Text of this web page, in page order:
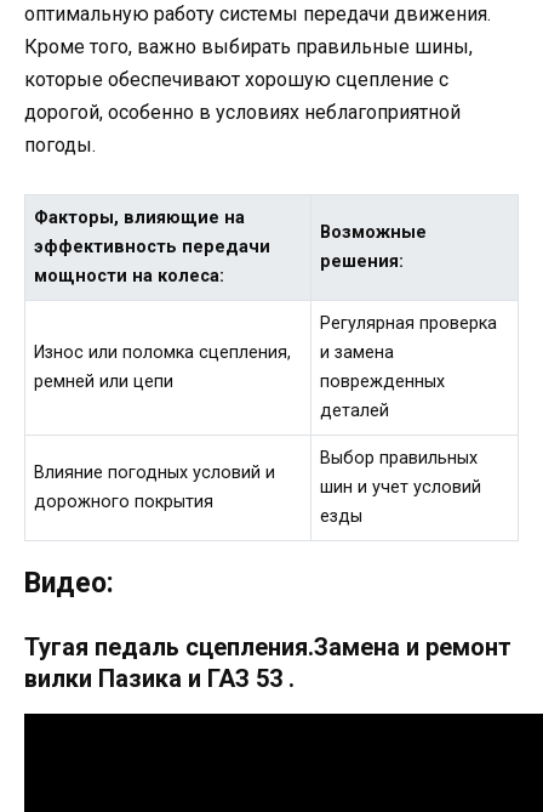
оптимальную работу системы передачи движения.
Кроме того, важно выбирать правильные шины,
которые обеспечивают хорошую сцепление с
дорогой, особенно в условиях неблагоприятной
погоды.
Факторы, влияющие на
эффективность передачи
мощности на колеса:
Возможные
решения:
Износ или поломка сцепления,
ремней или цепи
Регулярная проверка
и замена
поврежденных
деталей
Влияние погодных условий и
дорожного покрытия
Выбор правильных
шин и учет условий
езды
Видео:
Тугая педаль сцепления.Замена и ремонт
вилки Пазика и ГАЗ 53 .